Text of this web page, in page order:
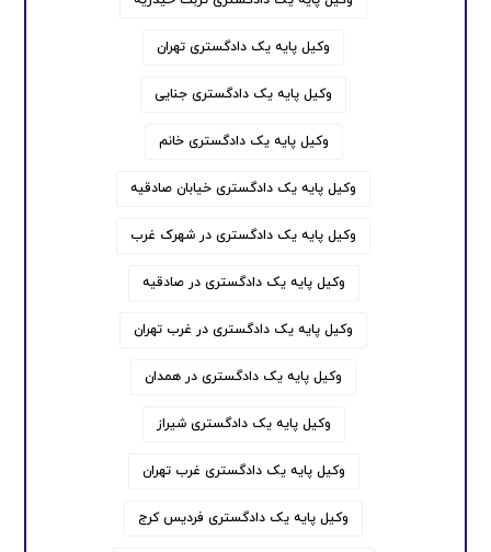
وکیل پایه یک دادگستری تهران
وکیل پایه یک دادگستری جنایی
وکیل پایه یک دادگستری خانم
وکیل پایه یک دادگستری خیابان صادقیه
وکیل پایه یک دادگستری در شهرک غرب
وکیل پایه یک دادگستری در صادقیه
وکیل پایه یک دادگستری در غرب تهران
وکیل پایه یک دادگستری در همدان
وکیل پایه یک دادگستری شیراز
وکیل پایه یک دادگستری غرب تهران
وکیل پایه یک دادگستری فردیس کرج